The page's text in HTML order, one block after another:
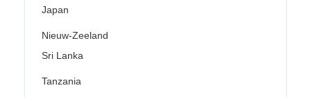
Japan
Nieuw-Zeeland
Sri Lanka
Tanzania